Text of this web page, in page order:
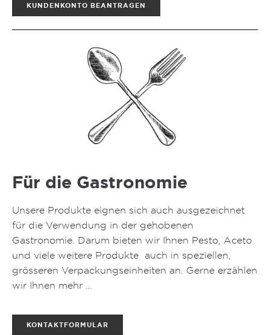
KUNDENKONTO BEANTRAGEN
Für die Gastronomie
Unsere Produkte eignen sich auch ausgezeichnet
für die Verwendung in der gehobenen
Gastronomie. Darum bieten wir Ihnen Pesto, Aceto
und viele weitere Produkte auch in speziellen,
grösseren Verpackungseinheiten an. Gerne erzählen
wir Ihnen mehr …
KONTAKTFORMULAR